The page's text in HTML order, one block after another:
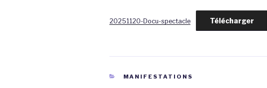
20251120-Docu-spectacle Télécharger
CATÉGORIES
MANIFESTATIONS